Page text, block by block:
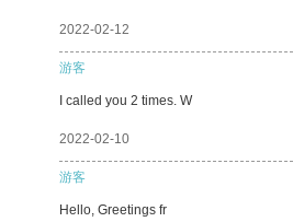
2022-02-12
游客
I called you 2 times. W
2022-02-10
游客
Hello, Greetings fr